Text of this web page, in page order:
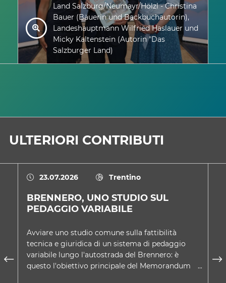
Land Salzburg/Neumayr/Hölzl - Christina
Bauer (Bäuerin und Backbuchautorin),
Landeshauptmann Wilfried Haslauer und
Micky Kaltenstein (Autorin "Das
Salzburger Land)
ULTERIORI CONTRIBUTI
23.07.2026 Trentino
BRENNERO, UNO STUDIO SUL
PEDAGGIO VARIABILE
Avviare uno studio comune sulla fattibilità
tecnica e giuridica di un sistema di pedaggio
variabile lungo l'autostrada del Brennero: è
questo l'obiettivo principale del Memorandum